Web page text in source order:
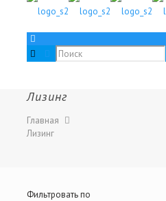
Лизинг
Главная
Лизинг
Фильтровать по